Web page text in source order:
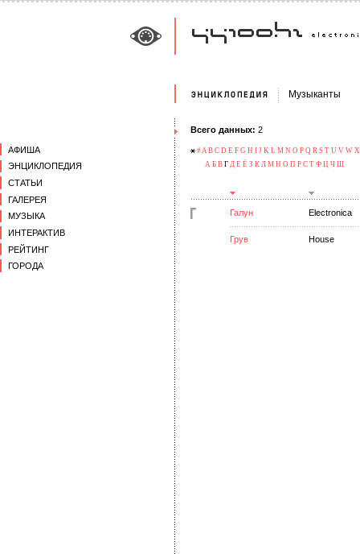
АФИША
ЭНЦИКЛОПЕДИЯ
СТАТЬИ
ГАЛЕРЕЯ
МУЗЫКА
ИНТЕРАКТИВ
РЕЙТИНГ
ГОРОДА
Музыканты
Всего данных: 2
#A B C D E F G H I J K L M N O P Q R S T U V W X
А Б В Г Д Е Ё З К Л М Н О П Р С Т Ф Ц Ч Ш
Галун Electronica
Грув House